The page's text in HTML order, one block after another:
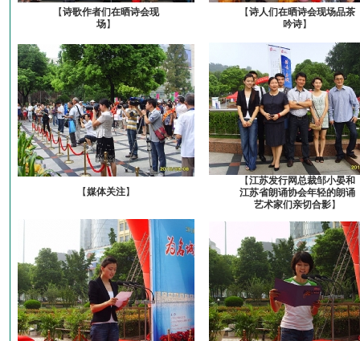
【诗歌作者们在晒诗会现
场】
【诗人们在晒诗会现场品茶
吟诗】
【媒体关注】
【江苏发行网总裁邹小晏和
江苏省朗诵协会年轻的朗诵
艺术家们亲切合影】